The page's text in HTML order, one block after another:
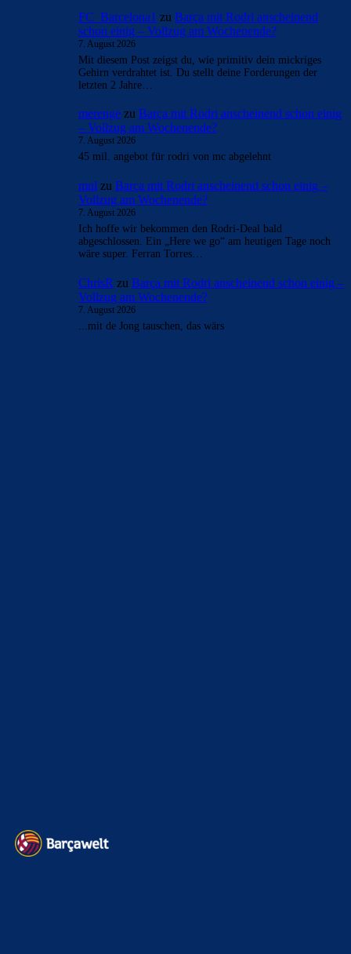
FC_Barcelona1 zu Barça mit Rodri anscheinend
schon einig – Vollzug am Wochenende?
7. August 2026
Mit diesem Post zeigst du, wie primitiv dein mickriges
Gehirn verdrahtet ist. Du stellt deine Forderungen der
letzten 2 Jahre…
merenge zu Barça mit Rodri anscheinend schon einig
– Vollzug am Wochenende?
7. August 2026
45 mil. angebot für rodri von mc abgelehnt
mnl zu Barça mit Rodri anscheinend schon einig –
Vollzug am Wochenende?
7. August 2026
Ich hoffe wir bekommen den Rodri-Deal bald
abgeschlossen. Ein „Here we go“ am heutigen Tage noch
wäre super. Ferran Torres…
ChrisR zu Barça mit Rodri anscheinend schon einig –
Vollzug am Wochenende?
7. August 2026
...mit de Jong tauschen, das wärs